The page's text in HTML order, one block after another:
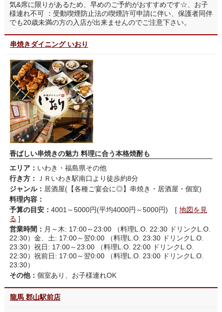
気&席に限りがあるため、早めのご予約がおすすめです☆、お子
様連れ不可 ：受動喫煙防止法の喫煙許可申請に伴い、保護者同伴
でも20歳未満の方の入店が出来ませんのでご注意下さい。
串焼きダイニング いおり
香ばしい串焼きの魅力 料理に合う本格焼酎も
エリア： いわき・福島県その他
行き方：
ＪＲいわき駅南口より徒歩約8分
ジャンル： 居酒屋(【各種ご宴会に◎】串焼き・居酒屋・個室)
料理内容：
予算の目安： 4001～5000円(平均4000円～5000円) [ 地図を見
る ]
営業時間： 月～木: 17:00～23:00 （料理L.O. 22:30 ドリンクL.O.
22:30）金、土: 17:00～翌0:00 （料理L.O. 23:30 ドリンクL.O.
23:30）祝日: 17:00～23:00 （料理L.O. 22:00 ドリンクL.O.
22:30）祝前日: 17:00～翌0:00 （料理L.O. 23:00 ドリンクL.O.
23:30）
その他： 個室あり、お子様連れOK
龍馬 郡山駅前店